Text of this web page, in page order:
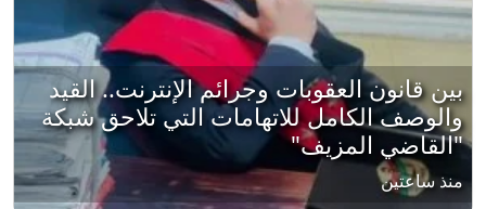
بين قانون العقوبات وجرائم الإنترنت.. القيد
والوصف الكامل للاتهامات التي تلاحق شبكة
"القاضي المزيف"
منذ ساعتين